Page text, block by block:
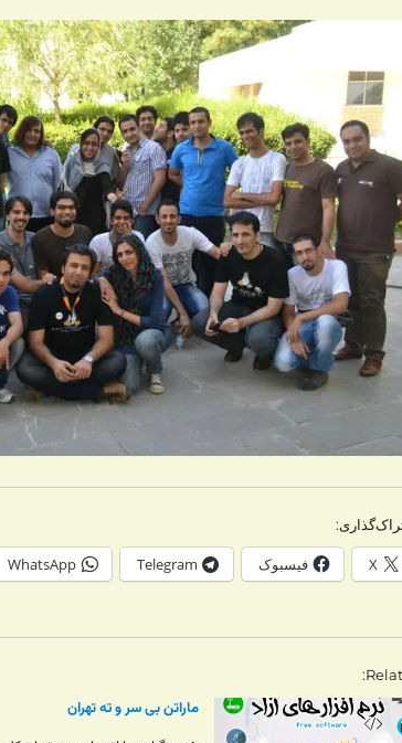
X فیسبوک Telegram
WhatsApp
ماراتن بی سر و ته تهران